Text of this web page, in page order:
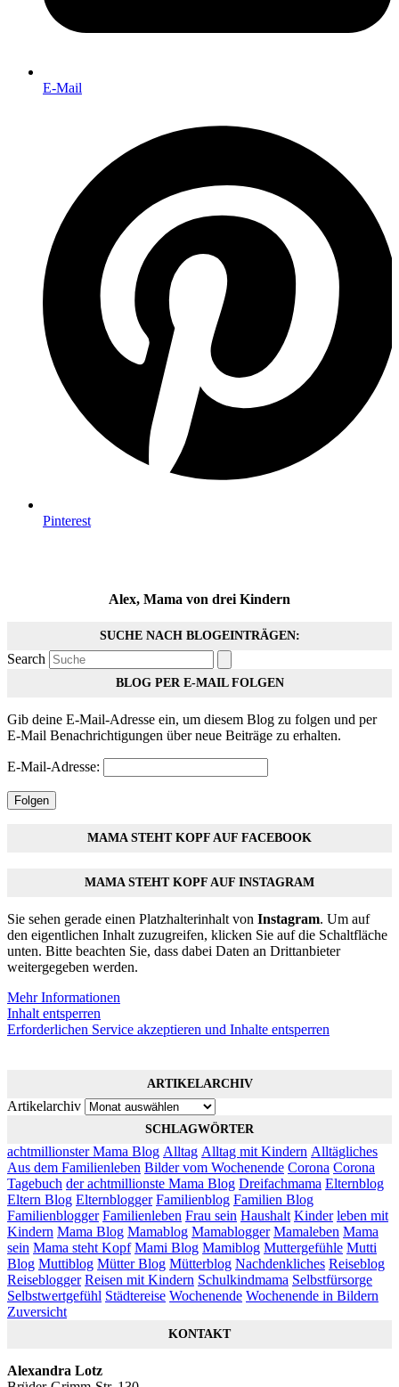
E-Mail
Pinterest
Alex, Mama von drei Kindern
SUCHE NACH BLOGEINTRÄGEN:
Search
BLOG PER E-MAIL FOLGEN
Gib deine E-Mail-Adresse ein, um diesem Blog zu folgen und per
E-Mail Benachrichtigungen über neue Beiträge zu erhalten.
E-Mail-Adresse:
Folgen
MAMA STEHT KOPF AUF FACEBOOK
MAMA STEHT KOPF AUF INSTAGRAM
Sie sehen gerade einen Platzhalterinhalt von Instagram. Um auf
den eigentlichen Inhalt zuzugreifen, klicken Sie auf die Schaltfläche
unten. Bitte beachten Sie, dass dabei Daten an Drittanbieter
weitergegeben werden.
Mehr Informationen
Inhalt entsperren
Erforderlichen Service akzeptieren und Inhalte entsperren
ARTIKELARCHIV
Artikelarchiv
SCHLAGWÖRTER
achtmillionster Mama Blog Alltag Alltag mit Kindern Alltägliches
Aus dem Familienleben Bilder vom Wochenende Corona Corona
Tagebuch der achtmillionste Mama Blog Dreifachmama Elternblog
Eltern Blog Elternblogger Familienblog Familien Blog
Familienblogger Familienleben Frau sein Haushalt Kinder leben mit
Kindern Mama Blog Mamablog Mamablogger Mamaleben Mama
sein Mama steht Kopf Mami Blog Mamiblog Muttergefühle Mutti
Blog Muttiblog Mütter Blog Mütterblog Nachdenkliches Reiseblog
Reiseblogger Reisen mit Kindern Schulkindmama Selbstfürsorge
Selbstwertgefühl Städtereise Wochenende Wochenende in Bildern
Zuversicht
KONTAKT
Alexandra Lotz